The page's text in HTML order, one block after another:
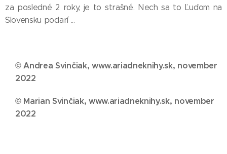
za posledné 2 roky, je to strašné. Nech sa to Ľuďom na
Slovensku podarí ...
© Andrea Svinčiak, www.ariadneknihy.sk, november
2022
© Marian Svinčiak, www.ariadneknihy.sk, november
2022